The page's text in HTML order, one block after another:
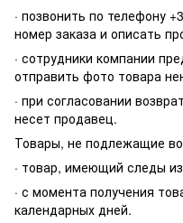
· позвонить по телефону
номер заказа и описать
· сотрудники компании
отправить фото товара
· при согласовании
несет продавец.
Товары, не подлежащие
· товар, имеющий следы
· с момента получения
календарных дней.